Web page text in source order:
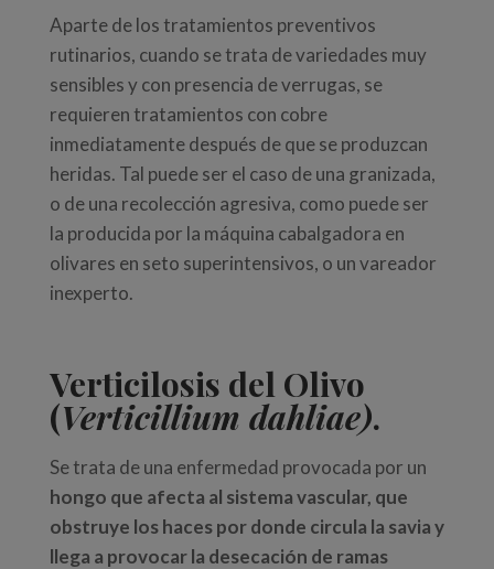
Aparte de los tratamientos preventivos
rutinarios, cuando se trata de variedades muy
sensibles y con presencia de verrugas, se
requieren tratamientos con cobre
inmediatamente después de que se produzcan
heridas. Tal puede ser el caso de una granizada,
o de una recolección agresiva, como puede ser
la producida por la máquina cabalgadora en
olivares en seto superintensivos, o un vareador
inexperto.
Verticilosis del Olivo
(Verticillium dahliae).
Se trata de una enfermedad provocada por un
hongo que afecta al sistema vascular, que
obstruye los haces por donde circula la savia y
llega a provocar la desecación de ramas